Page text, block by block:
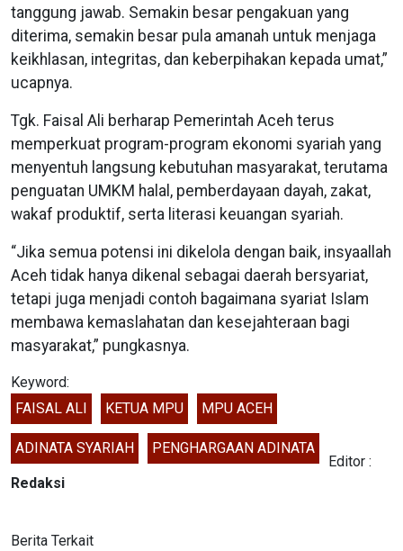
tanggung jawab. Semakin besar pengakuan yang
diterima, semakin besar pula amanah untuk menjaga
keikhlasan, integritas, dan keberpihakan kepada umat,”
ucapnya.
Tgk. Faisal Ali berharap Pemerintah Aceh terus
memperkuat program-program ekonomi syariah yang
menyentuh langsung kebutuhan masyarakat, terutama
penguatan UMKM halal, pemberdayaan dayah, zakat,
wakaf produktif, serta literasi keuangan syariah.
“Jika semua potensi ini dikelola dengan baik, insyaallah
Aceh tidak hanya dikenal sebagai daerah bersyariat,
tetapi juga menjadi contoh bagaimana syariat Islam
membawa kemaslahatan dan kesejahteraan bagi
masyarakat,” pungkasnya.
Keyword:
FAISAL ALI
KETUA MPU MPU ACEH
ADINATA SYARIAH PENGHARGAAN ADINATA
Editor :
Redaksi
Berita Terkait